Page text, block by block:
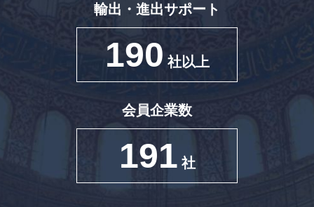
輸出・進出サポート
190 社以上
会員企業数
191 社